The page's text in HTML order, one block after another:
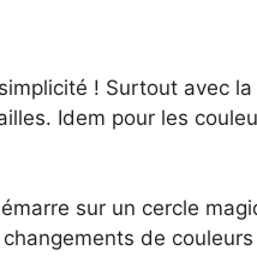
! Surtout avec
Idem pour les
sur un cercle
de couleurs